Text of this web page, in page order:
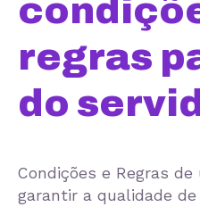
regras
do
Condições e Regras de
garantir a qualidade